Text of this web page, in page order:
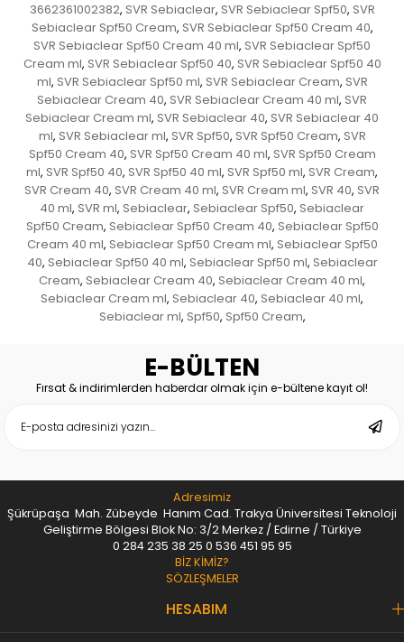
3662361002382, SVR Sebiaclear, SVR Sebiaclear Spf50, SVR
Sebiaclear Spf50 Cream, SVR Sebiaclear Spf50 Cream 40,
SVR Sebiaclear Spf50 Cream 40 ml, SVR Sebiaclear Spf50
Cream ml, SVR Sebiaclear Spf50 40, SVR Sebiaclear Spf50 40
ml, SVR Sebiaclear Spf50 ml, SVR Sebiaclear Cream, SVR
Sebiaclear Cream 40, SVR Sebiaclear Cream 40 ml, SVR
Sebiaclear Cream ml, SVR Sebiaclear 40, SVR Sebiaclear 40
ml, SVR Sebiaclear ml, SVR Spf50, SVR Spf50 Cream, SVR
Spf50 Cream 40, SVR Spf50 Cream 40 ml, SVR Spf50 Cream
ml, SVR Spf50 40, SVR Spf50 40 ml, SVR Spf50 ml, SVR Cream,
SVR Cream 40, SVR Cream 40 ml, SVR Cream ml, SVR 40, SVR
40 ml, SVR ml, Sebiaclear, Sebiaclear Spf50, Sebiaclear
Spf50 Cream, Sebiaclear Spf50 Cream 40, Sebiaclear Spf50
Cream 40 ml, Sebiaclear Spf50 Cream ml, Sebiaclear Spf50
40, Sebiaclear Spf50 40 ml, Sebiaclear Spf50 ml, Sebiaclear
Cream, Sebiaclear Cream 40, Sebiaclear Cream 40 ml,
Sebiaclear Cream ml, Sebiaclear 40, Sebiaclear 40 ml,
Sebiaclear ml, Spf50, Spf50 Cream,
E-BÜLTEN
Fırsat & indirimlerden haberdar olmak için e-bültene kayıt ol!
Adresimiz
Şükrüpaşa Mah. Zübeyde Hanım Cad. Trakya Üniversitesi Teknoloji
Geliştirme Bölgesi Blok No: 3/2 Merkez / Edirne / Türkiye
0 284 235 38 25 0 536 451 95 95
BİZ KİMİZ?
SÖZLEŞMELER
HESABIM